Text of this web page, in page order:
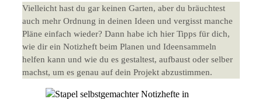
Vielleicht hast du gar keinen Garten, aber du bräuchtest
auch mehr Ordnung in deinen Ideen und vergisst manche
Pläne einfach wieder? Dann habe ich hier Tipps für dich,
wie dir ein Notizheft beim Planen und Ideensammeln
helfen kann und wie du es gestaltest, aufbaust oder selber
machst, um es genau auf dein Projekt abzustimmen.